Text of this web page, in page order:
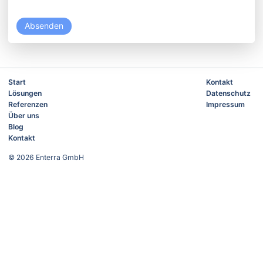
Absenden
Start
Lösungen
Referenzen
Über uns
Blog
Kontakt
Kontakt
Datenschutz
Impressum
© 2026 Enterra GmbH